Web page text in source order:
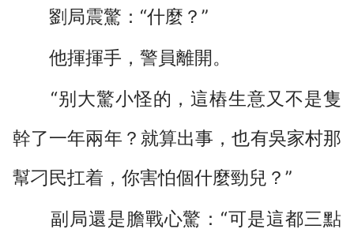
劉局震驚：“什麼？”
他揮揮手，警員離開。
“别大驚小怪的，這樁生意又不是隻
幹了一年兩年？就算出事，也有吳家村那
幫刁民扛着，你害怕個什麼勁兒？”
副局還是膽戰心驚：“可是這都三點